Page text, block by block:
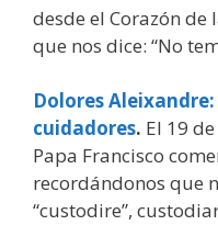
desde el Corazón de
que nos dice: “No
Dolores
cuidadores. El 19
Papa Francisco
recordándonos que
“custodire”,